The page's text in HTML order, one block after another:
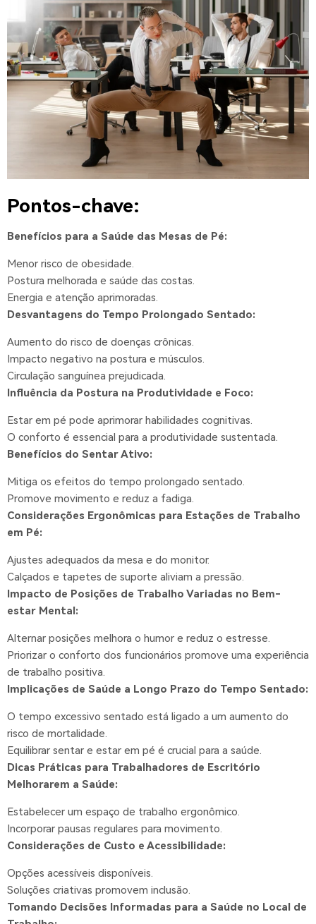
Pontos-chave:
Benefícios para a Saúde das Mesas de Pé:
Menor risco de obesidade.
Postura melhorada e saúde das costas.
Energia e atenção aprimoradas.
Desvantagens do Tempo Prolongado Sentado:
Aumento do risco de doenças crônicas.
Impacto negativo na postura e músculos.
Circulação sanguínea prejudicada.
Influência da Postura na Produtividade e Foco:
Estar em pé pode aprimorar habilidades cognitivas.
O conforto é essencial para a produtividade sustentada.
Benefícios do Sentar Ativo:
Mitiga os efeitos do tempo prolongado sentado.
Promove movimento e reduz a fadiga.
Considerações Ergonômicas para Estações de Trabalho
em Pé:
Ajustes adequados da mesa e do monitor.
Calçados e tapetes de suporte aliviam a pressão.
Impacto de Posições de Trabalho Variadas no Bem-
estar Mental:
Alternar posições melhora o humor e reduz o estresse.
Priorizar o conforto dos funcionários promove uma experiência
de trabalho positiva.
Implicações de Saúde a Longo Prazo do Tempo Sentado:
O tempo excessivo sentado está ligado a um aumento do
risco de mortalidade.
Equilibrar sentar e estar em pé é crucial para a saúde.
Dicas Práticas para Trabalhadores de Escritório
Melhorarem a Saúde:
Estabelecer um espaço de trabalho ergonômico.
Incorporar pausas regulares para movimento.
Considerações de Custo e Acessibilidade:
Opções acessíveis disponíveis.
Soluções criativas promovem inclusão.
Tomando Decisões Informadas para a Saúde no Local de